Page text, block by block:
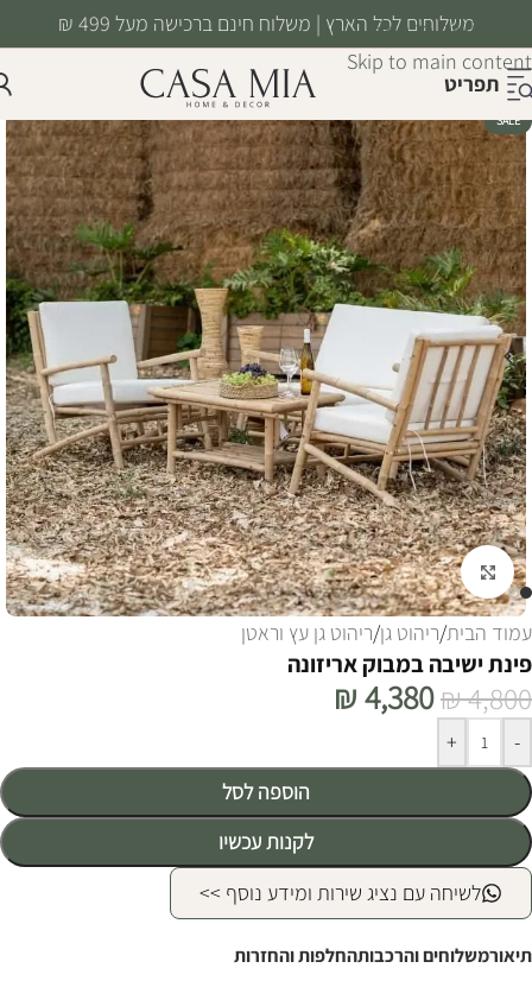
Skip to navigation
Skip to main content
משלוחים לכל הארץ | משלוח חינם ברכישה מעל 499 ₪
תפריט
SALE
לחצו להגדלה
עמוד הבית/ריהוט גן/ריהוט גן עץ וראטן
פינת ישיבה במבוק אריזונה
₪4,800
₪4,380
-
+
הוספה לסל
לקנות עכשיו
Alternative:
לשיחה עם נציג שירות ומידע נוסף >>
תיאורמשלוחים והרכבותהחלפות והחזרות